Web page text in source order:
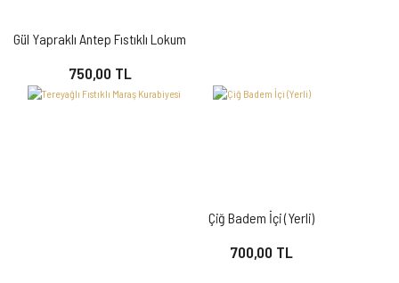
Gül Yapraklı Antep Fıstıklı Lokum
750,00 TL
Çiğ Badem İçi (Yerli)
700,00 TL